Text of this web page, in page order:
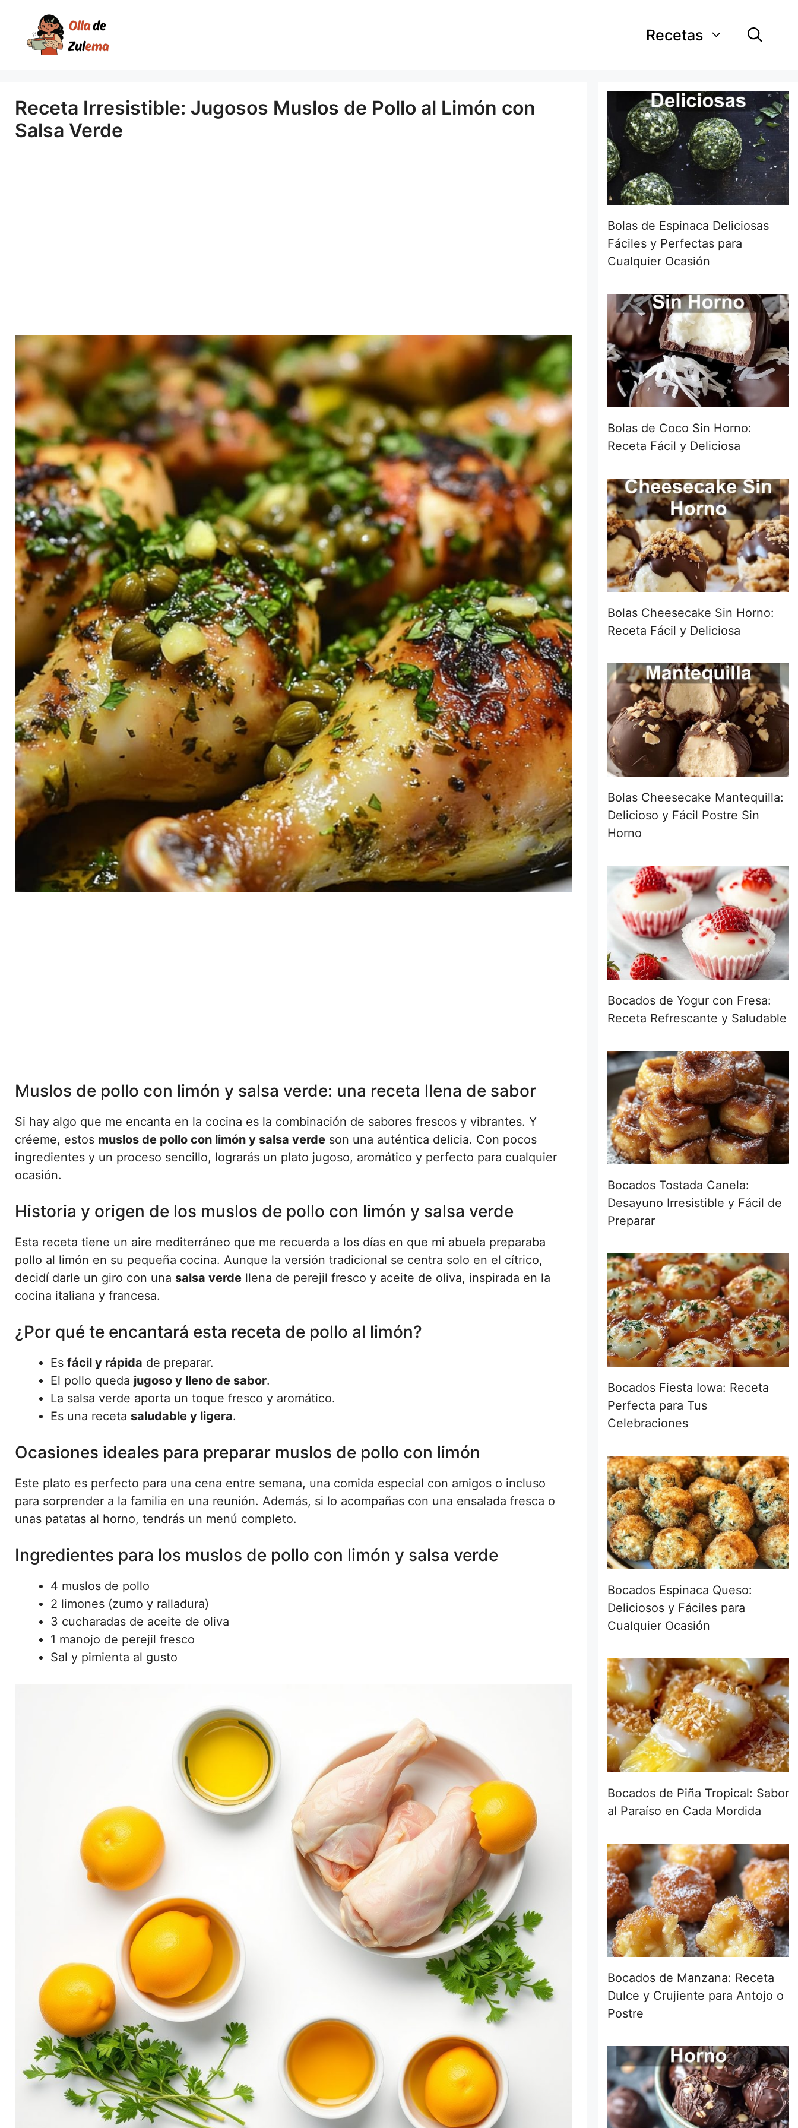
contenido
Recetas
Receta Irresistible: Jugosos Muslos de Pollo al Limón con
Salsa Verde
Muslos de pollo con limón y salsa verde: una receta llena de sabor
Si hay algo que me encanta en la cocina es la combinación de sabores frescos y vibrantes. Y
créeme, estos muslos de pollo con limón y salsa verde son una auténtica delicia. Con pocos
ingredientes y un proceso sencillo, lograrás un plato jugoso, aromático y perfecto para cualquier
ocasión.
Historia y origen de los muslos de pollo con limón y salsa verde
Esta receta tiene un aire mediterráneo que me recuerda a los días en que mi abuela preparaba
pollo al limón en su pequeña cocina. Aunque la versión tradicional se centra solo en el cítrico,
decidí darle un giro con una salsa verde llena de perejil fresco y aceite de oliva, inspirada en la
cocina italiana y francesa.
¿Por qué te encantará esta receta de pollo al limón?
Es fácil y rápida de preparar.
El pollo queda jugoso y lleno de sabor.
La salsa verde aporta un toque fresco y aromático.
Es una receta saludable y ligera.
Ocasiones ideales para preparar muslos de pollo con limón
Este plato es perfecto para una cena entre semana, una comida especial con amigos o incluso
para sorprender a la familia en una reunión. Además, si lo acompañas con una ensalada fresca o
unas patatas al horno, tendrás un menú completo.
Ingredientes para los muslos de pollo con limón y salsa verde
4 muslos de pollo
2 limones (zumo y ralladura)
3 cucharadas de aceite de oliva
1 manojo de perejil fresco
Sal y pimienta al gusto
Bolas de Espinaca Deliciosas
Fáciles y Perfectas para
Cualquier Ocasión
Bolas de Coco Sin Horno:
Receta Fácil y Deliciosa
Bolas Cheesecake Sin Horno:
Receta Fácil y Deliciosa
Bolas Cheesecake Mantequilla:
Delicioso y Fácil Postre Sin
Horno
Bocados de Yogur con Fresa:
Receta Refrescante y Saludable
Bocados Tostada Canela:
Desayuno Irresistible y Fácil de
Preparar
Bocados Fiesta Iowa: Receta
Perfecta para Tus
Celebraciones
Bocados Espinaca Queso:
Deliciosos y Fáciles para
Cualquier Ocasión
Bocados de Piña Tropical: Sabor
al Paraíso en Cada Mordida
Bocados de Manzana: Receta
Dulce y Crujiente para Antojo o
Postre